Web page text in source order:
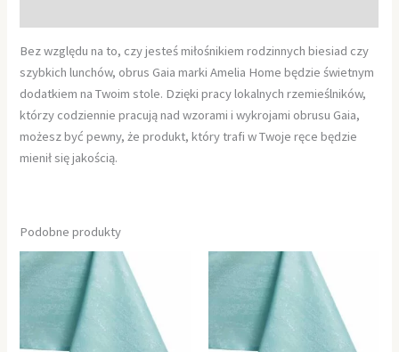
Bez względu na to, czy jesteś miłośnikiem rodzinnych biesiad czy
szybkich lunchów, obrus Gaia marki Amelia Home będzie świetnym
dodatkiem na Twoim stole. Dzięki pracy lokalnych rzemieślników,
którzy codziennie pracują nad wzorami i wykrojami obrusu Gaia,
możesz być pewny, że produkt, który trafi w Twoje ręce będzie
mienił się jakością.
Podobne produkty